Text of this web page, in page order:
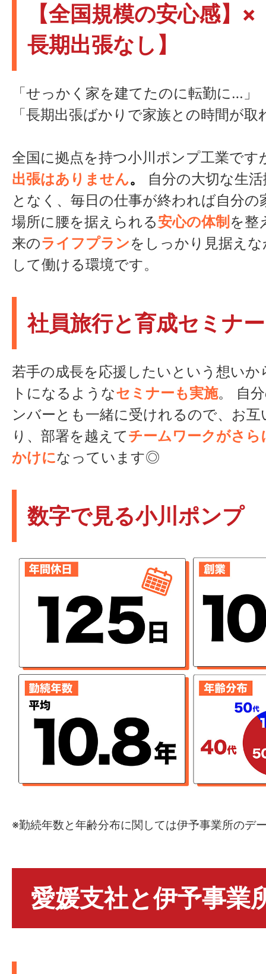
【全国規模の安心感】×
長期出張なし】
「せっかく家を建てたのに転勤に…」
「長期出張ばかりで家族との時間が
全国に拠点を持つ小川ポンプ工業です
出張はありません。
自分の大切な生
となく、毎日の仕事が終われば自分の
場所に腰を据えられる安心の体制 を整
来のライフプランをしっかり見据え
して働ける環境です。
社員旅行と育成セミナー
若手の成長を応援したいという想いか
トになるようなセミナーも実施。 自
ンバーとも一緒に受けれるので、お
り、部署を越えてチームワークがさ
かけになっています◎
数字で見る小川ポンプ
※勤続年数と年齢分布に関しては伊予事業所のデ
愛媛支社と伊予事業